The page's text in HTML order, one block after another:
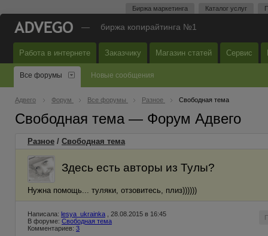
Биржа маркетинга Каталог услуг
— биржа копирайтинга №1
Работа в интернете Заказчику Магазин статей Сервис
Все форумы Новые сообщения
Адвего Форум Все форумы Разное Свободная тема
Свободная тема — Форум Адвего
Разное / Свободная тема
Здесь есть авторы из Тулы?
Нужна помощь... туляки, отзовитесь, плиз))))))
Написала: lesya_ukrainka , 28.08.2015 в 16:45
В форуме: Свободная тема
Комментариев: 3